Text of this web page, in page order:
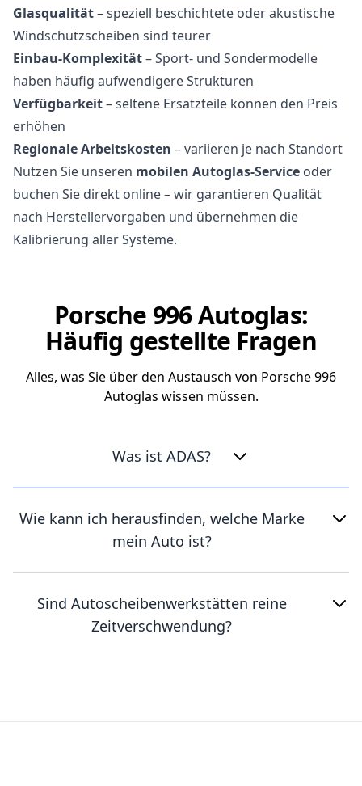
Glasqualität– speziell beschichtete oder akustische
Windschutzscheiben sind teurer
Einbau-Komplexität– Sport- und Sondermodelle
haben häufig aufwendigere Strukturen
Verfügbarkeit– seltene Ersatzteile können den Preis
erhöhen
Regionale Arbeitskosten – variieren je nach Standort
Nutzen Sie unseren mobilen Autoglas-Service oder
buchen Sie direkt online – wir garantieren Qualität
nach Herstellervorgaben und übernehmen die
Kalibrierung aller Systeme.
Porsche 996 Autoglas:
Häufig gestellte Fragen
Alles, was Sie über den Austausch von Porsche 996
Autoglas wissen müssen.
Was ist ADAS?
Wie kann ich herausfinden, welche Marke
mein Auto ist?
Sind Autoscheibenwerkstätten reine
Zeitverschwendung?